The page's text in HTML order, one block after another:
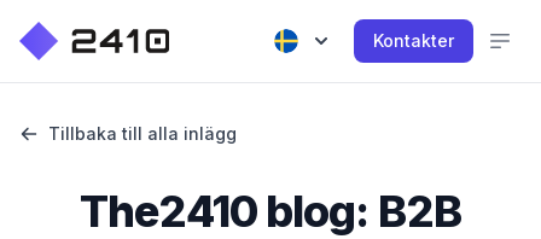
Kontakter
Tillbaka till alla inlägg
The2410 blog: B2B